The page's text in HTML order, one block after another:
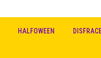
HALFOWEEN